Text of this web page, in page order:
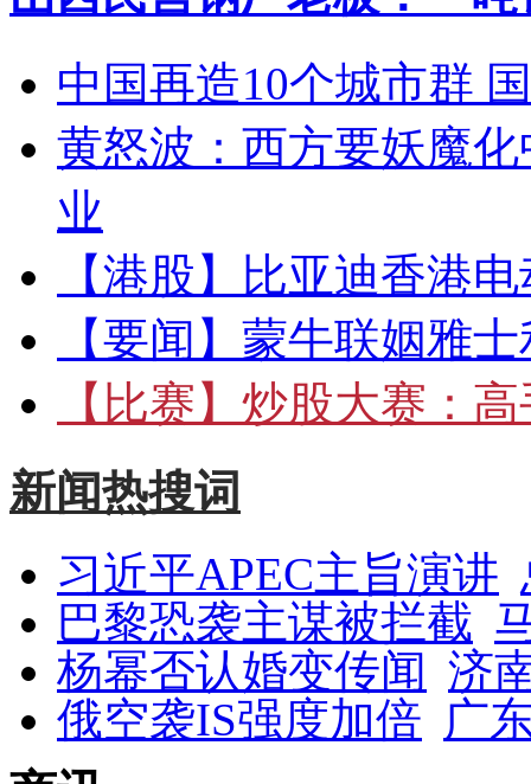
中国再造10个城市群
黄怒波：西方要妖魔
业
【港股】
比亚迪香港
【要闻】 蒙牛联姻雅
【比赛】 炒股大赛：高
新闻热搜词
习近平APEC主旨演讲
巴黎恐袭主谋被拦截
杨幂否认婚变传闻 济
俄空袭IS强度加倍 广